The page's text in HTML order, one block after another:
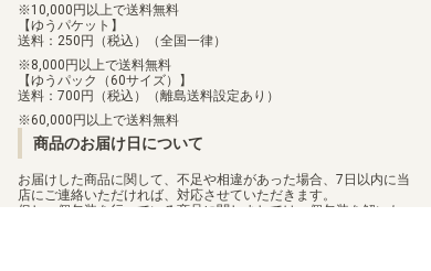
【ST-20】PROTECTOR OF LIGHT
【ST-19】童話の舞踏
【ST-18】旋風の守護者
【ST-17】アドバンスデッキ ダブルタイフーン
【ST-16】友情の鋼狼
10,000円以上で送料無料
【ゆうパケット】
送料：250円（税込）（全国一律）
8,000円以上で送料無料
【ゆうパック（60サイズ）】
送料：700円（税込）（離島送料設定あり）
60,000円以上で送料無料
商品のお届け日について
お届けした商品に関して、不足や相違があった場合、7日以内に当
店にご連絡いただければ、対応させていただきます。
但し、個包装を行っている商品に関しましては、個包装を解いた